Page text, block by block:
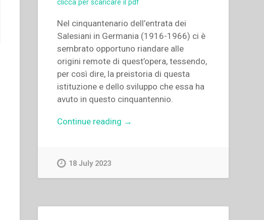
clicca per scaricare il pdf
Nel cinquantenario dell’entrata dei
Salesiani in Germania (1916-1966) ci è
sembrato opportuno riandare alle
origini remote di quest’opera, tessendo,
per così dire, la preistoria di questa
istituzione e dello sviluppo che essa ha
avuto in questo cinquantennio.
Continue reading “Eugenio
Don
→
18 July 2023